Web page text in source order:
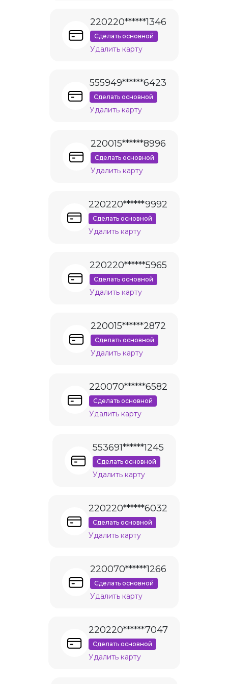
220220******1346
Сделать основной
Удалить карту
555949******6423
Сделать основной
Удалить карту
220015******8996
Сделать основной
Удалить карту
220220******9992
Сделать основной
Удалить карту
220220******5965
Сделать основной
Удалить карту
220015******2872
Сделать основной
Удалить карту
220070******6582
Сделать основной
Удалить карту
553691******1245
Сделать основной
Удалить карту
220220******6032
Сделать основной
Удалить карту
220070******1266
Сделать основной
Удалить карту
220220******7047
Сделать основной
Удалить карту